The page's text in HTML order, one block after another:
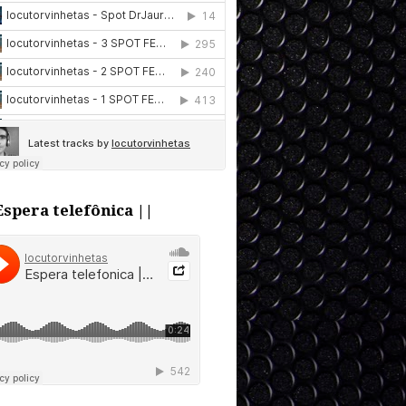
telefônica ||